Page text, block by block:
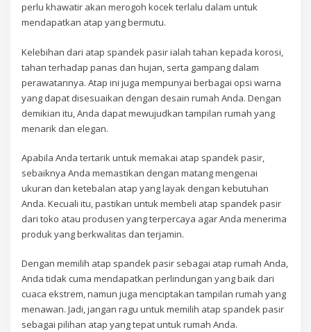
perlu khawatir akan merogoh kocek terlalu dalam untuk
mendapatkan atap yang bermutu.
Kelebihan dari atap spandek pasir ialah tahan kepada korosi,
tahan terhadap panas dan hujan, serta gampang dalam
perawatannya. Atap ini juga mempunyai berbagai opsi warna
yang dapat disesuaikan dengan desain rumah Anda. Dengan
demikian itu, Anda dapat mewujudkan tampilan rumah yang
menarik dan elegan.
Apabila Anda tertarik untuk memakai atap spandek pasir,
sebaiknya Anda memastikan dengan matang mengenai
ukuran dan ketebalan atap yang layak dengan kebutuhan
Anda. Kecuali itu, pastikan untuk membeli atap spandek pasir
dari toko atau produsen yang terpercaya agar Anda menerima
produk yang berkwalitas dan terjamin.
Dengan memilih atap spandek pasir sebagai atap rumah Anda,
Anda tidak cuma mendapatkan perlindungan yang baik dari
cuaca ekstrem, namun juga menciptakan tampilan rumah yang
menawan. Jadi, jangan ragu untuk memilih atap spandek pasir
sebagai pilihan atap yang tepat untuk rumah Anda.